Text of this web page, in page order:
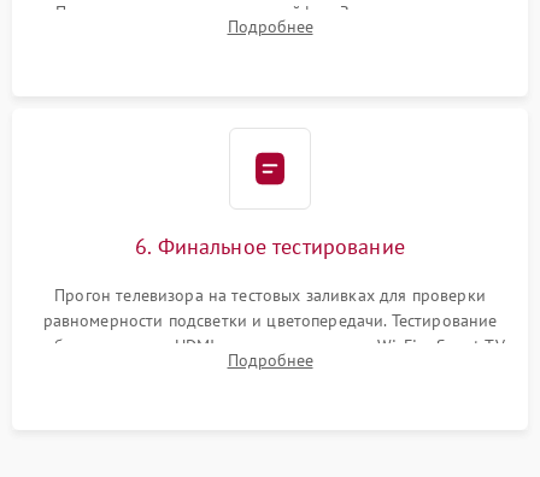
Подключение внутренних шлейфов. Закрытие корпуса.
Сброс настроек и обновление программного обеспечения.
Подробнее
6. Финальное тестирование
Прогон телевизора на тестовых заливках для проверки
равномерности подсветки и цветопередачи. Тестирование
работы разъемов HDMI, динамиков, модуля Wi-Fi и Smart TV
в рабочем режиме в течение нескольких часов.
Подробнее